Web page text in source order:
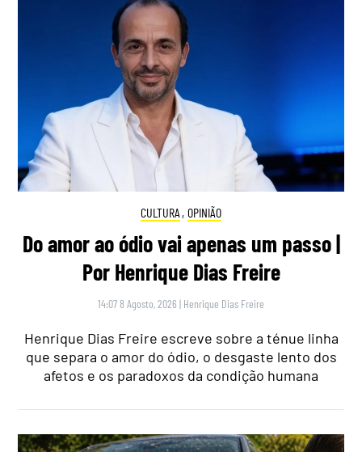
CULTURA , OPINIÃO
Do amor ao ódio vai apenas um passo |
Por Henrique Dias Freire
14:07 8 Agosto, 2026 | Henrique Dias Freire
Henrique Dias Freire escreve sobre a ténue linha
que separa o amor do ódio, o desgaste lento dos
afetos e os paradoxos da condição humana